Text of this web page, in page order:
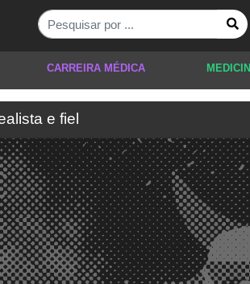
CARREIRA MÉDICA
e fiel